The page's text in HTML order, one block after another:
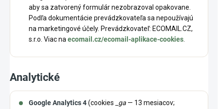
aby sa zatvorený formulár nezobrazoval opakovane.
Podľa dokumentácie prevádzkovateľa sa nepoužívajú
na marketingové účely. Prevádzkovateľ: ECOMAIL.CZ,
s.r.o. Viac na ecomail.cz/ecomail-aplikace-cookies
Analytické
Google Analytics 4(cookies _ga — 13 mesiacov;